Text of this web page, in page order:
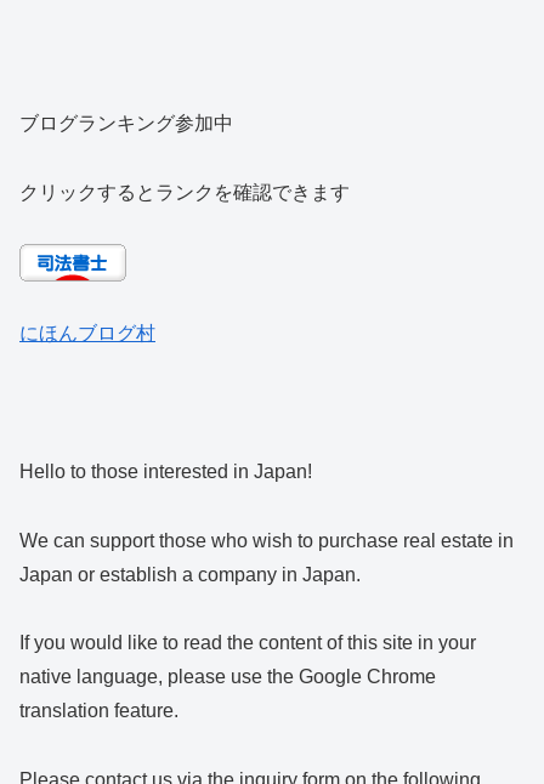
ブログランキング参加中
クリックするとランクを確認できます
にほんブログ村
Hello to those interested in Japan!
We can support those who wish to purchase real estate in
Japan or establish a company in Japan.
If you would like to read the content of this site in your
native language, please use the Google Chrome
translation feature.
Please contact us via the inquiry form on the following